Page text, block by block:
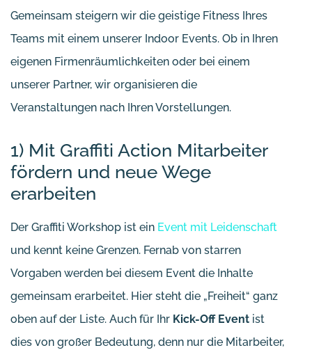
Gemeinsam steigern wir die geistige Fitness Ihres
Teams mit einem unserer Indoor Events. Ob in Ihren
eigenen Firmenräumlichkeiten oder bei einem
unserer Partner, wir organisieren die
Veranstaltungen nach Ihren Vorstellungen.
1) Mit Graffiti Action Mitarbeiter
fördern und neue Wege
erarbeiten
Der Graffiti Workshop ist ein Event mit Leidenschaft
und kennt keine Grenzen. Fernab von starren
Vorgaben werden bei diesem Event die Inhalte
gemeinsam erarbeitet. Hier steht die „Freiheit“ ganz
oben auf der Liste. Auch für Ihr Kick-Off Event ist
dies von großer Bedeutung, denn nur die Mitarbeiter,